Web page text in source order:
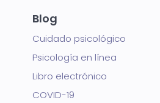
Blog
Cuidado psicológico
Psicología en línea
Libro electrónico
COVID-19